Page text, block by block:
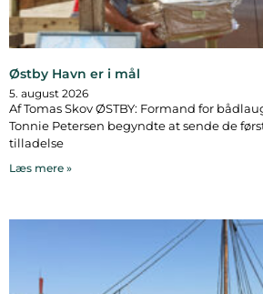
Østby Havn er i mål
5. august 2026
Af Tomas Skov ØSTBY: Formand for
Tonnie Petersen begyndte at sende de
tilladelse
Læs mere »